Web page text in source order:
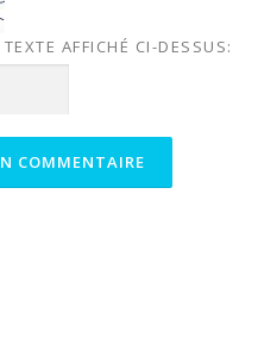
AFFICHÉ CI-DESSUS: